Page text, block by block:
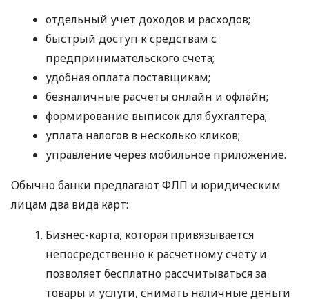
отдельный учет доходов и расходов;
быстрый доступ к средствам с
предпринимательского счета;
удобная оплата поставщикам;
безналичные расчеты онлайн и офлайн;
формирование выписок для бухгалтера;
уплата налогов в несколько кликов;
управление через мобильное приложение.
Обычно банки предлагают ФЛП и юридическим
лицам два вида карт:
Бизнес-карта, которая привязывается
непосредственно к расчетному счету и
позволяет бесплатно рассчитываться за
товары и услуги, снимать наличные деньги